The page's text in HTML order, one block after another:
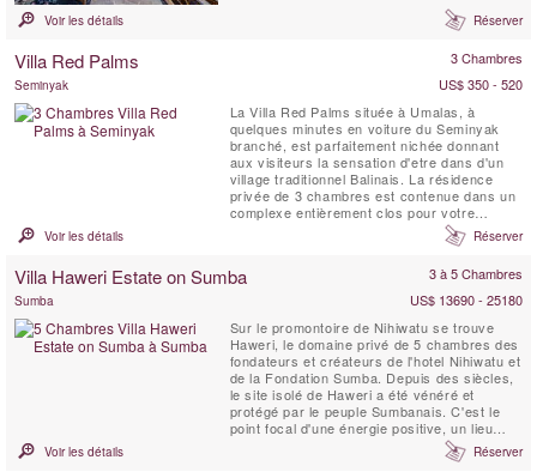
offre une vue panoramique à couper le
souffle sur la chaîne de volcans de Bali et
Voir les détails Réserver
Villa Red Palms 3 Chambres
Seminyak
US$ 350 - 520
La Villa Red Palms située à Umalas, à
quelques minutes en voiture du Seminyak
branché, est parfaitement nichée donnant
aux visiteurs la sensation d'etre dans d'un
village traditionnel Balinais. La résidence
privée de 3 chambres est contenue dans un
complexe entièrement clos pour votre
confort et votre sécurité. Les trois suites de
la villa possèdent chacune une salle de bain
la jungle ou la piscine.
Voir les détails Réserver
Villa Haweri Estate on Sumba 3 à 5 Chambres
Sumba
US$ 13690 - 25180
Sur le promontoire de Nihiwatu se trouve
Haweri, le domaine privé de 5 chambres des
fondateurs et créateurs de l'hotel Nihiwatu et
de la Fondation Sumba. Depuis des siècles,
le site isolé de Haweri a été vénéré et
protégé par le peuple Sumbanais. C'est le
point focal d'une énergie positive, un lieu
d'une beauté exceptionnelle qui est entouré
par la mer et la jungle tropicale vierge, une
Voir les détails Réserver